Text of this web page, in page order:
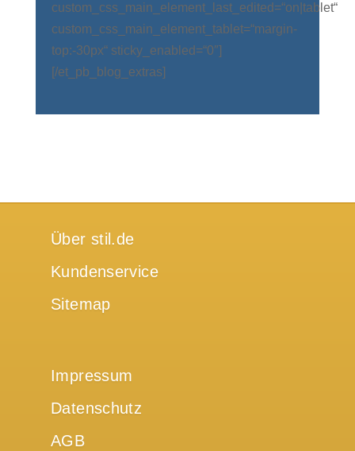
custom_css_main_element_last_edited=“on|tablet“
custom_css_main_element_tablet=“margin-
top:-30px“ sticky_enabled=“0″]
[/et_pb_blog_extras]
Über stil.de
Kundenservice
Sitemap
Impressum
Datenschutz
AGB